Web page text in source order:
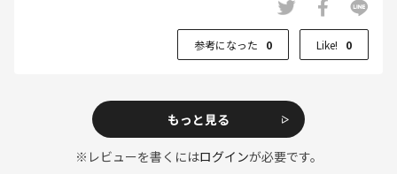
参考になった 0 Like! 0
もっと見る
※レビューを書くにはログインが必要です。